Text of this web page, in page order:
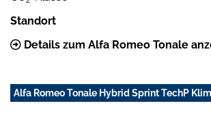
Standort
Details zum Alfa Romeo Tonale
Alfa Romeo Tonale Hybrid Sprint TechP